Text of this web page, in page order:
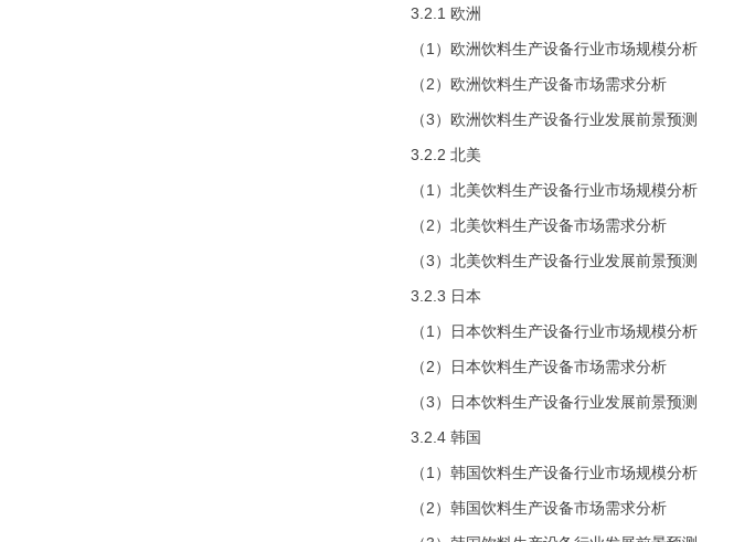
3.2.1 欧洲
（1）欧洲饮料生产设备行业市场规模分析
（2）欧洲饮料生产设备市场需求分析
（3）欧洲饮料生产设备行业发展前景预测
3.2.2 北美
（1）北美饮料生产设备行业市场规模分析
（2）北美饮料生产设备市场需求分析
（3）北美饮料生产设备行业发展前景预测
3.2.3 日本
（1）日本饮料生产设备行业市场规模分析
（2）日本饮料生产设备市场需求分析
（3）日本饮料生产设备行业发展前景预测
3.2.4 韩国
（1）韩国饮料生产设备行业市场规模分析
（2）韩国饮料生产设备市场需求分析